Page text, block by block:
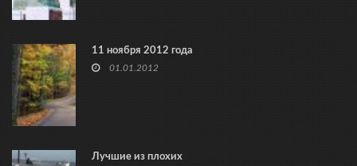
11 ноября 2012 года
01.01.2012
Лучшие из плохих